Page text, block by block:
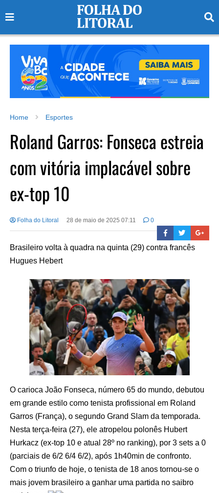
Home Esportes
Roland Garros: Fonseca estreia
com vitória implacável sobre
ex-top 10
Folha do Litoral 28 de maio de 2025 07:11 0
Brasileiro volta à quadra na quinta (29) contra francês
Hugues Hebert
O carioca João Fonseca, número 65 do mundo, debutou
em grande estilo como tenista profissional em Roland
Garros (França), o segundo Grand Slam da temporada.
Nesta terça-feira (27), ele atropelou polonês Hubert
Hurkacz (ex-top 10 e atual 28º no ranking), por 3 sets a 0
(parciais de 6/2 6/4 6/2), após 1h40min de confronto.
Com o triunfo de hoje, o tenista de 18 anos tornou-se o
mais jovem brasileiro a ganhar uma partida no saibro